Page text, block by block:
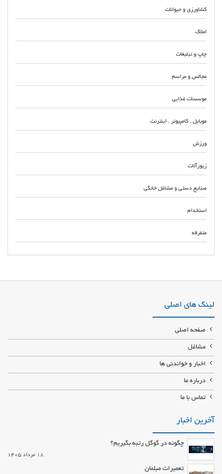
کشاورزی و حیوانات
املاک
چاپ و تبلیغات
مجالس و مراسم
موسسات غذایی
موبایل . کامپیوتر . اینترنت
ورزش
زیورآلات
صنایع دستی و مشاغل خانگی
استخدام
متفرقه
داخلی نصب سقف کاذب کناف تهران, بهترین نصاب سقف کاذب کناف قیمت کناف
لینک های اصلی
صفحه اصلی
مشاغل
اخبار و خواندنی ها
درباره ما
تماس با ما
آخرین اخبار
چگونه در گوگل رتبه بگیریم؟
18 مرداد 1405
تعمیرات مبلمان